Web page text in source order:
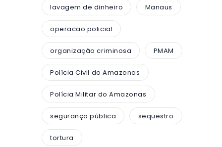
lavagem de dinheiro Manaus
operacao policial
organização criminosa PMAM
Polícia Civil do Amazonas
Polícia Militar do Amazonas
segurança pública sequestro
tortura